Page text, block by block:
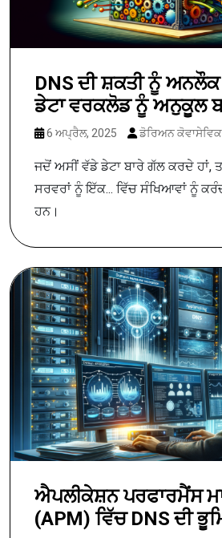
DNS ਦੀ ਸ਼ਕਤੀ ਨੂੰ
ਡੇਟਾ ਵਰਕਲੋਡ ਨੂੰ ਅਨੁਕੂਲ
6 ਅਪ੍ਰੈਲ, 2025 ਡੋਰਿਅਨ ਕੋਵਾਸੇਵਿਕ
ਜਦੋਂ ਅਸੀਂ ਵੱਡੇ ਡੇਟਾ ਬਾਰੇ ਗੱਲ ਕਰਦੇ ਹਾਂ,
ਸਰਵਰਾਂ ਨੂੰ ਇੱਕ... ਵਿੱਚ ਸੰਖਿਆਵਾਂ ਨੂੰ
ਹਨ।
ਐਪਲੀਕੇਸ਼ਨ ਪਰਫਾਰਮੈਂਸ
(APM) ਵਿੱਚ DNS ਦੀ